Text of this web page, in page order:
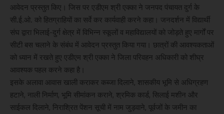
आवेदन प्रस्तुत किए। जिस पर एडीएम श्री एक्का ने जनपद पंचायत दुर्ग के
सी.ई.ओ. को हितग्राहियों का सर्वे कर कार्यवाही करने कहा। जनदर्शन में विद्यार्थी
संघ द्वारा भिलाई-दुर्ग क्षेत्र में विभिन्न स्कूलों व महाविद्यालयों को जोड़ते हुए मार्गों पर
सीटी बस चलाने के संबंध में आवेदन प्रस्तुत किया गया। छात्रों की आवश्यकताओं
को ध्यान में रखते हुए एडीएम श्री एक्का ने जिला परिवहन अधिकारी को शीघ्र
आवश्यक पहल करने कहा है।
इसके अलावा आवास खाली कराकर कब्जा दिलाने, शासकीय भूमि से अधिग्रहण
हटाने, नाली निर्माण, भूमि सीमांकन कराने, श्रमिक कार्ड, सिलाई मशीन और
साईकल दिलाने, निराश्रित पेंशन सूची में नाम जुड़वाने, पूर्वजों के जमीन का